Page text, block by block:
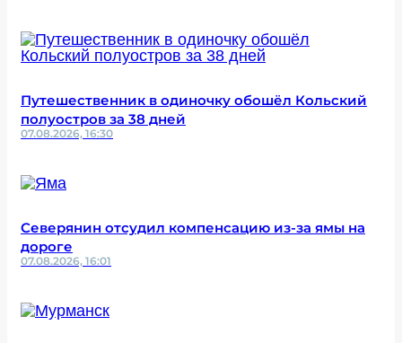
Путешественник в одиночку обошёл Кольский
полуостров за 38 дней
07.08.2026, 16:30
Северянин отсудил компенсацию из-за ямы на
дороге
07.08.2026, 16:01